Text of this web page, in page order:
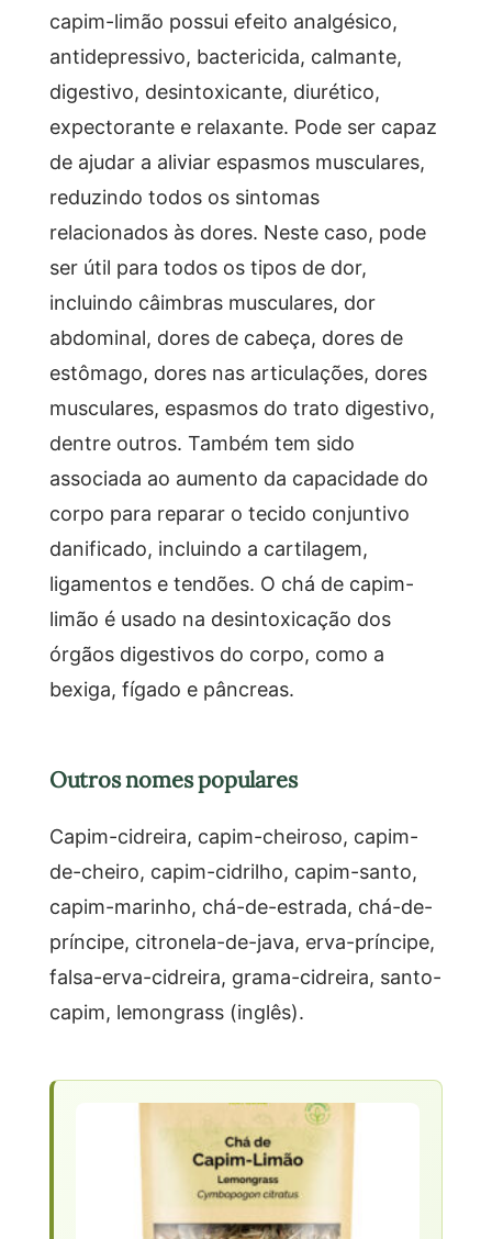
capim-limão possui efeito analgésico,
antidepressivo, bactericida, calmante,
digestivo, desintoxicante, diurético,
expectorante e relaxante. Pode ser capaz
de ajudar a aliviar espasmos musculares,
reduzindo todos os sintomas
relacionados às dores. Neste caso, pode
ser útil para todos os tipos de dor,
incluindo câimbras musculares, dor
abdominal, dores de cabeça, dores de
estômago, dores nas articulações, dores
musculares, espasmos do trato digestivo,
dentre outros. Também tem sido
associada ao aumento da capacidade do
corpo para reparar o tecido conjuntivo
danificado, incluindo a cartilagem,
ligamentos e tendões. O chá de capim-
limão é usado na desintoxicação dos
órgãos digestivos do corpo, como a
bexiga, fígado e pâncreas.
Outros nomes populares
Capim-cidreira, capim-cheiroso, capim-
de-cheiro, capim-cidrilho, capim-santo,
capim-marinho, chá-de-estrada, chá-de-
príncipe, citronela-de-java, erva-príncipe,
falsa-erva-cidreira, grama-cidreira, santo-
capim, lemongrass (inglês).